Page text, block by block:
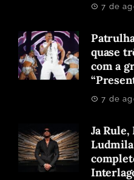
7 de
quase
com a
7 de
Ja